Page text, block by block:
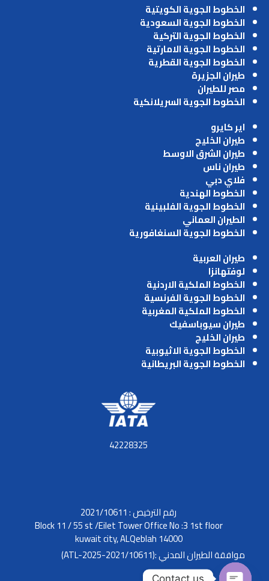
الخطوط الجوية الكويتية
الخطوط الجوية السعودية
الخطوط الجوية التركية
الخطوط الجوية الامارتية
الخطوط الجوية القطرية
طيران الجزيرة
مصر للطيران
الخطوط الجوية السريلانكية
اير كايرو
طيران الخليج
طيران الشرق الاوسط
طيران ناس
فلاي دبي
الخطوط الهندية
الخطوط الجوية الفلبينية
الطيران العماني
الخطوط الجوية السنغافورية
طيران العربية
لوفتهانزا
الخطوط الملكية الاردنية
الخطوط الجوية الفرنسية
الخطوط الملكية المغربية
طيران سيوباسفيك
طيران الخليج
الخطوط الجوية الاثيوبية
الخطوط الجوية البريطانية
42228325
رقم الترخيص : 2021/10611
Block 11 / 55 st /Eilet Tower Office No :3 1st floor
kuwait city, ALQeblah 14000
موافقة الطيران المدني :(2021/10611-ATL-2025)
Contact us